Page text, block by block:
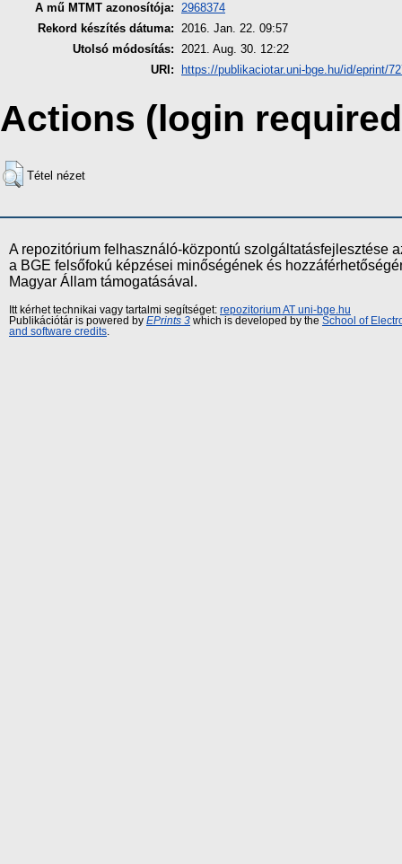
A mű MTMT azonosítója: 2968374
Rekord készítés dátuma: 2016. Jan. 22. 09:57
Utolsó módosítás: 2021. Aug. 30. 12:22
URI:
https://publikaciotar.uni-bge.hu/id/eprint/
Actions (login
Tétel nézet
A repozitórium felhasználó-központú szolgáltatásfejlesztése
a BGE felsőfokú képzései minőségének és
Magyar Állam támogatásával.
Itt kérhet technikai vagy tartalmi segítséget: repozitorium AT uni-bge.hu
Publikációtár is powered by EPrints 3 which is developed by the School of
and software credits